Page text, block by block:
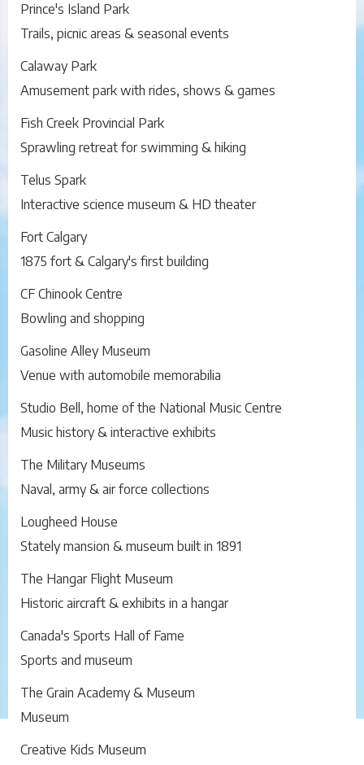
Prince's Island Park
Trails, picnic areas & seasonal events
Calaway Park
Amusement park with rides, shows & games
Fish Creek Provincial Park
Sprawling retreat for swimming & hiking
Telus Spark
Interactive science museum & HD theater
Fort Calgary
1875 fort & Calgary's first building
CF Chinook Centre
Bowling and shopping
Gasoline Alley Museum
Venue with automobile memorabilia
Studio Bell, home of the National Music Centre
Music history & interactive exhibits
The Military Museums
Naval, army & air force collections
Lougheed House
Stately mansion & museum built in 1891
The Hangar Flight Museum
Historic aircraft & exhibits in a hangar
Canada's Sports Hall of Fame
Sports and museum
The Grain Academy & Museum
Museum
Creative Kids Museum